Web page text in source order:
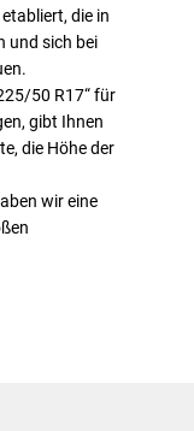
die in
und sich bei
50 R17“ für
gibt Ihnen
die Höhe der
wir eine